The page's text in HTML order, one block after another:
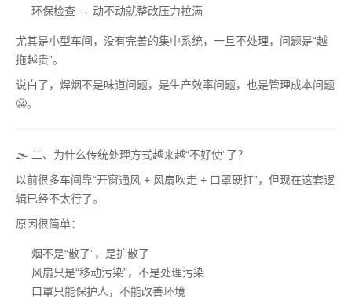
环保检查 → 动不动就整改压力拉满
尤其是小型车间，没有完善的集中系统，一旦不处理，问题是“越
拖越贵”。
说白了，焊烟不是味道问题，是生产效率问题，也是管理成本问题
😬。
🌫️ 二、为什么传统处理方式越来越“不好使”了？
以前很多车间靠“开窗通风 + 风扇吹走 + 口罩硬扛”，但现在这套逻
辑已经不太行了。
原因很简单：
烟不是“散了”，是扩散了
风扇只是“移动污染”，不是处理污染
口罩只能保护人，不能改善环境